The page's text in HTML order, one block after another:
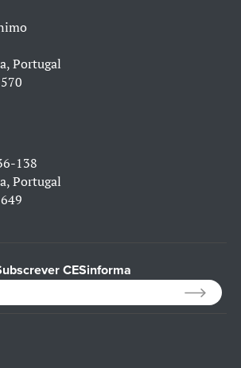
Portugal
138
Portugal
CESinforma